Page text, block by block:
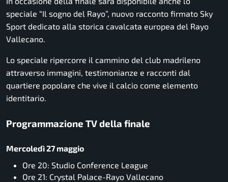
speciale “Il sogno del Rayo”, nuovo racconto firmato Sky
Sport dedicato alla storica cavalcata europea del Rayo
Vallecano.
Lo speciale ripercorre il cammino del club madrileno
attraverso immagini, testimonianze e racconti dal
quartiere popolare che vive il calcio come elemento
identitario.
Programmazione TV della finale
Mercoledì 27 maggio
Ore 20: Studio Conference League
Ore 21: Crystal Palace-Rayo Vallecano